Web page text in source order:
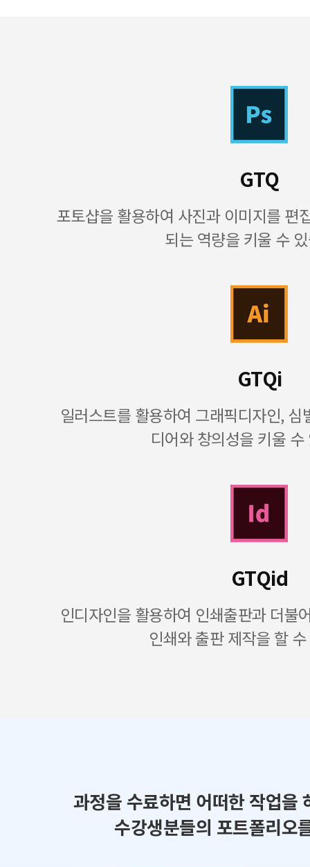
GTQ
포토샵을 활용하여 사진과 이미지를 편
되는 역량을 키울 수
GTQi
일러스트를 활용하여 그래픽디자인,
디어와 창의성을 키울 수
GTQid
인디자인을 활용하여 인쇄출판과 더불
인쇄와 출판 제작을 할
과정을 수료하면 어떠한 작업을
수강생분들의 포트폴리오